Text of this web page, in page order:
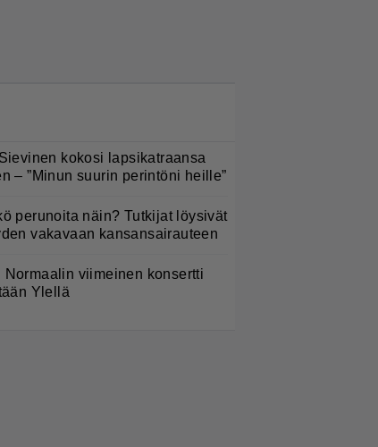
kokosi lapsikatraansa
– ”Minun suurin perintöni heille”
perunoita näin? Tutkijat löysivät
vakavaan kansansairauteen
Normaalin viimeinen konsertti
Ylellä